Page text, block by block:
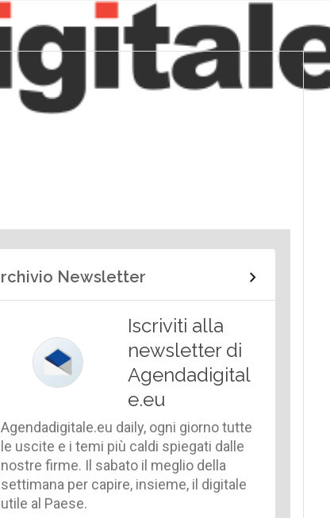
Newsletter
Iscriviti alla
newsletter di
Agendadigital
e.eu
Agendadigitale.eu daily, ogni giorno tutte
le uscite e i temi più caldi spiegati dalle
nostre firme. Il sabato il meglio della
settimana per capire, insieme, il digitale
utile al Paese.